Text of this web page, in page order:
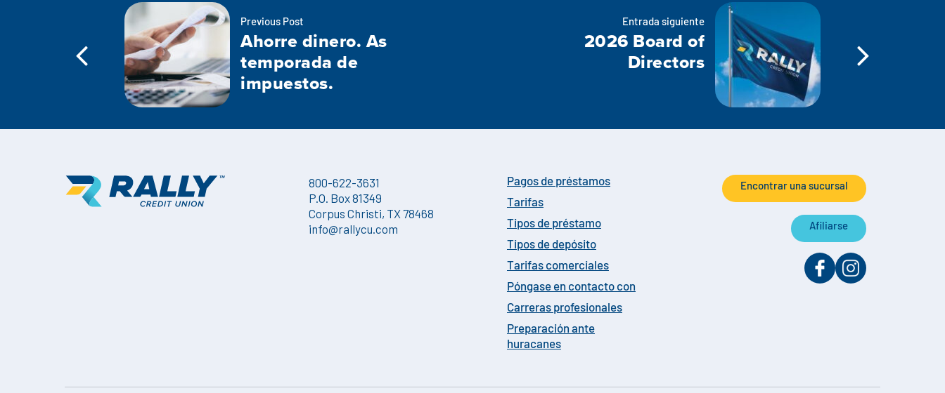
Previous Post
Ahorre dinero. As
temporada de
impuestos.
Entrada siguiente
2026 Board of
Directors
800-622-3631
P.O. Box 81349
Corpus Christi, TX 78468
info@rallycu.com
Pagos de préstamos
Tarifas
Tipos de préstamo
Tipos de depósito
Tarifas comerciales
Póngase en contacto con
Carreras profesionales
Preparación ante
huracanes
Encontrar una sucursal
Afiliarse